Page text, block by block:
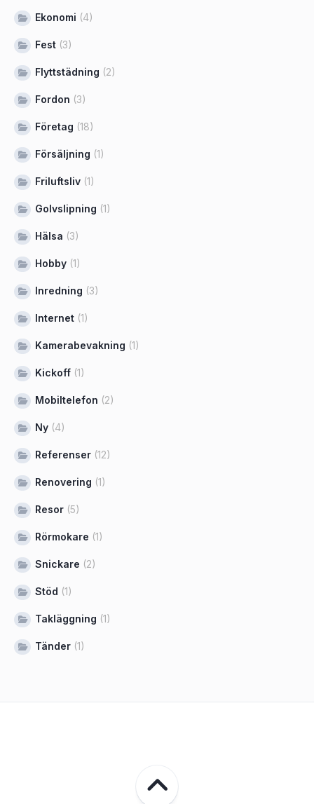
Ekonomi (4)
Fest (3)
Flyttstädning (2)
Fordon (3)
Företag (18)
Försäljning (1)
Friluftsliv (1)
Golvslipning (1)
Hälsa (3)
Hobby (1)
Inredning (3)
Internet (1)
Kamerabevakning (1)
Kickoff (1)
Mobiltelefon (2)
Ny (4)
Referenser (12)
Renovering (1)
Resor (5)
Rörmokare (1)
Snickare (2)
Stöd (1)
Takläggning (1)
Tänder (1)